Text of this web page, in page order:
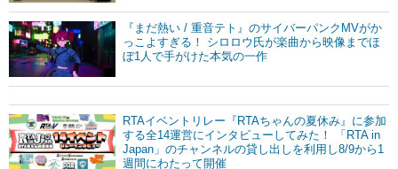
『まだ熱い / 重音テト』のサイバーパンクMVがか
っこよすぎる！ シロロウ氏が楽曲から映像までほ
ぼ1人で手がけた本気の一作
RTAイベントリレー『RTAちゃんの夏休み』に参加
する全14運営にインタビューしてみた！ 「RTA in
Japan」のチャンネルの貸し出しを利用し8/9から1
週間にわたって開催